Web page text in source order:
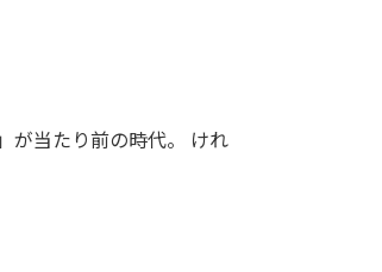
が当たり前の時代。 けれ